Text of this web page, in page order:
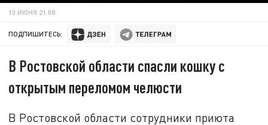
13 ИЮНЯ 21:08
ПОДПИШИТЕСЬ:
В Ростовской области спасли кошку с
открытым переломом челюсти
В Ростовской области сотрудники приюта